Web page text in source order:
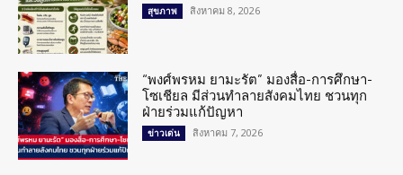
สุขภาพ สิงหาคม 8, 2026
“พงศ์พรหม ยามะรัต” มองสื่อ-การศึกษา-
โซเชียล มีส่วนทำลายสังคมไทย ชวนทุก
ฝ่ายร่วมแก้ปัญหา
ข่าวเด่น สิงหาคม 7, 2026